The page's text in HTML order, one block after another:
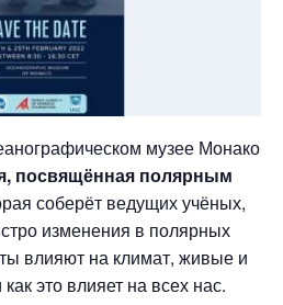
музее Монако
посвящённая полярным
соберёт ведущих учёных,
изменения в полярных
влияют на климат, живые и
это влияет на всех нас.